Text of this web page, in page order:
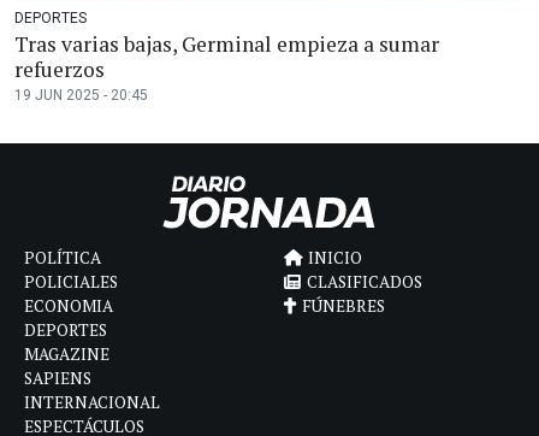
DEPORTES
Tras varias bajas, Germinal empieza a sumar
refuerzos
19 JUN 2025 - 20:45
POLÍTICA
POLICIALES
ECONOMIA
DEPORTES
MAGAZINE
SAPIENS
INTERNACIONAL
ESPECTÁCULOS
INICIO
CLASIFICADOS
FÚNEBRES